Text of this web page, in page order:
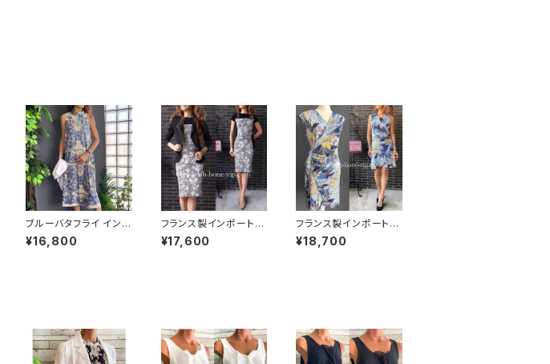
ブルーバタフライ インポ
ートワンピース｜ストレ
ッチジャージミモレ・ミ
¥16,800
フランス製インポートワ
ンピース｜LONKEL P
ARIS｜タイトワンピー
¥17,600
フランス製インポートワ
ンピース｜FIFILLES d
e PARIS フィフィーユ・
¥18,700